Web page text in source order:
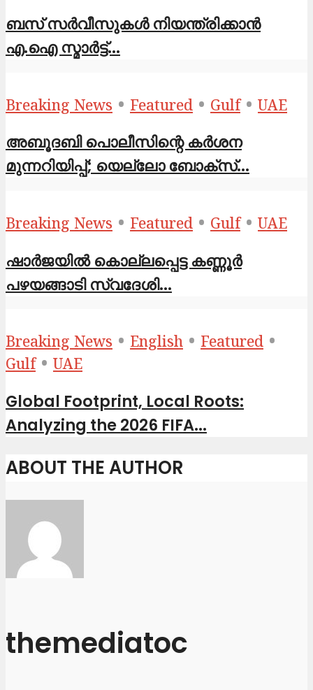
ബസ് സർവീസുകൾ നിയന്ത്രിക്കാൻ
എ.ഐ സ്മാർട്ട്...
Breaking News • Featured • Gulf • UAE
അബൂദബി പൊലീസിന്റെ കർശന
മുന്നറിയിപ്പ്; യെല്ലോ ബോക്സ്...
Breaking News • Featured • Gulf • UAE
ഷാര്‍ജയില്‍ കൊല്ലപ്പെട്ട കണ്ണൂര്‍
പഴയങ്ങാടി സ്വദേശി...
Breaking News • English • Featured •
Gulf • UAE
Global Footprint, Local Roots:
Analyzing the 2026 FIFA...
ABOUT THE AUTHOR
themediatoc